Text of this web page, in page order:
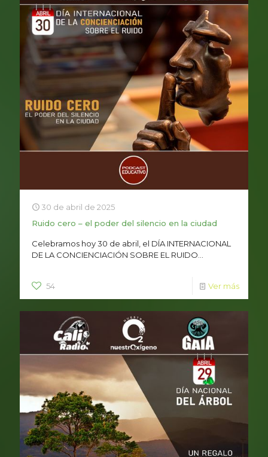
30 de abril de 2025
Ruido cero – el poder del silencio en la ciudad
Celebramos hoy 30 de abril, el DÍA INTERNACIONAL
DE LA CONCIENCIACIÓN SOBRE EL RUIDO...
54 Ver más